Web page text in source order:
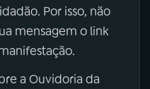
Por isso, não
mensagem o link
a Ouvidoria da